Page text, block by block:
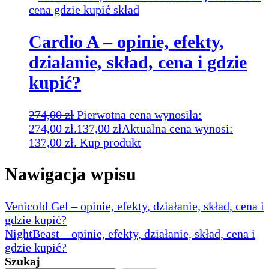
Cardio A – opinie, efekty,
działanie, skład, cena i gdzie
kupić?
274,00zł Pierwotna cena wynosiła:
274,00 zł.137,00 złAktualna cena wynosi:
137,00 zł. Kup produkt
Nawigacja wpisu
Venicold Gel – opinie, efekty, działanie, skład, cena i
gdzie kupić?
NightBeast – opinie, efekty, działanie, skład, cena i
gdzie kupić?
Szukaj